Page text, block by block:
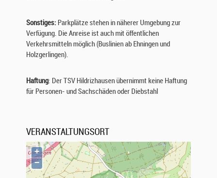
Sonstiges: Parkplätze stehen in näherer Umgebung zur
Verfügung. Die Anreise ist auch mit öffentlichen
Verkehrsmitteln möglich (Buslinien ab Ehningen und
Holzgerlingen).
Haftung: Der TSV Hildrizhausen übernimmt keine Haftung
für Personen- und Sachschäden oder Diebstahl
VERANSTALTUNGSORT
+
−